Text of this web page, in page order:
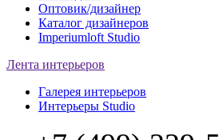
Оптовик/дизайнер
Каталог дизайнеров
Imperiumloft Studio
Лента интерьеров
Галерея интерьеров
Интерьеры Studio